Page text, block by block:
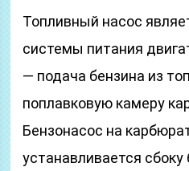
Топливный насос
системы питания
— подача бензина из
поплавковую камеру
Бензонасос на
устанавливается